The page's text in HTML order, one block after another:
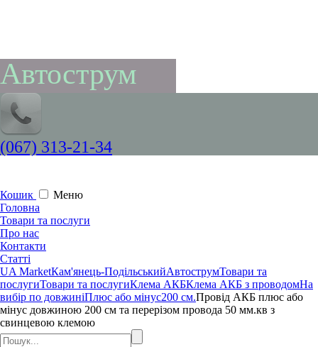
Автострум
(067) 313-21-34
Кошик
Меню
Головна
Товари та послуги
Про нас
Контакти
Статті
UA MarketКам'янець-ПодільськийАвтострумТовари та
послугиТовари та послугиКлема АКБКлема АКБ з проводомНа
вибір по довжиніПлюс або мінус200 см.Провід АКБ плюс або
мінус довжиною 200 см та перерізом провода 50 мм.кв з
свинцевою клемою